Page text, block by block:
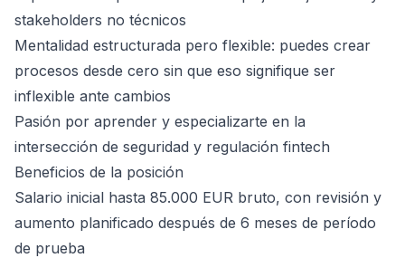
stakeholders no técnicos
Mentalidad estructurada pero flexible: puedes crear
procesos desde cero sin que eso signifique ser
inflexible ante cambios
Pasión por aprender y especializarte en la
intersección de seguridad y regulación fintech
Beneficios de la posición
Salario inicial hasta 85.000 EUR bruto, con revisión y
aumento planificado después de 6 meses de período
de prueba